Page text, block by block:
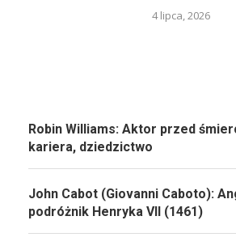
4 lipca, 2026
Robin Williams: Aktor przed
kariera, dziedzictwo
John Cabot (Giovanni Caboto):
podróżnik Henryka VII (1461)